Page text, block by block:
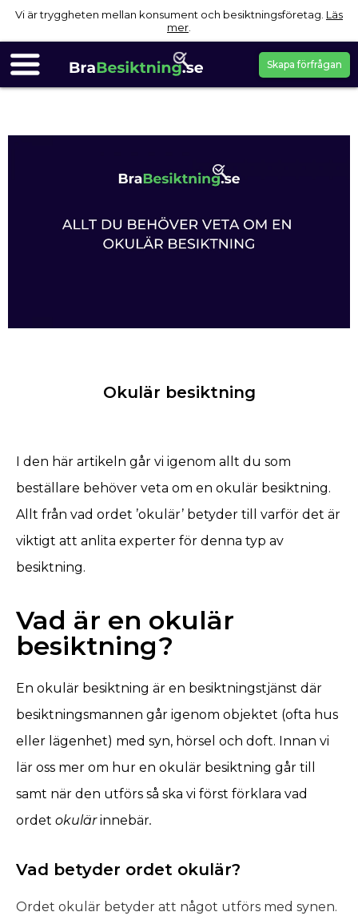
Vi är tryggheten mellan konsument och besiktningsföretag. Läs
mer
Skapa förfrågan
Okulär besiktning
I den här artikeln går vi igenom allt du som
beställare behöver veta om en okulär besiktning.
Allt från vad ordet ’okulär’ betyder till varför det är
viktigt att anlita experter för denna typ av
besiktning.
Vad är en okulär
besiktning?
En okulär besiktning är en besiktningstjänst där
besiktningsmannen går igenom objektet (ofta hus
eller lägenhet) med syn, hörsel och doft. Innan vi
lär oss mer om hur en okulär besiktning går till
samt när den utförs så ska vi först förklara vad
ordet okulärinnebär.
Vad betyder ordet okulär?
Ordet okulär betyder att något utförs med synen.